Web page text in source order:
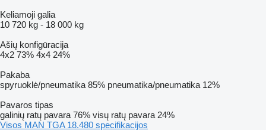
Keliamoji galia
10 720 kg - 18 000 kg
Ašių konfigūracija
4x2 73% 4x4 24%
Pakaba
spyruoklė/pneumatika 85% pneumatika/pneumatika 12%
Pavaros tipas
galinių ratų pavara 76% visų ratų pavara 24%
Visos MAN TGA 18.480 specifikacijos